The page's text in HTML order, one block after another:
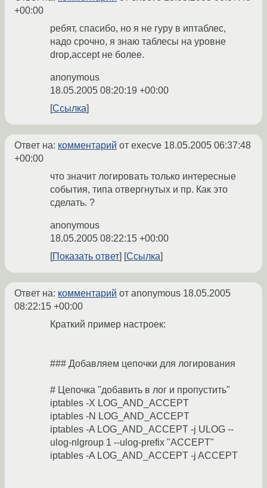
+00:00
ребят, спасибо, но я не гуру в иптаблес,
надо срочно, я знаю таблесы на уровне
drop,accept не более.
anonymous
18.05.2005 08:20:19 +00:00
Ссылка
Ответ на: комментарий от execve 18.05.2005 06:37:48
+00:00
что значит логировать только интересные
события, типа отвергнутых и пр. Как это
сделать. ?
anonymous
18.05.2005 08:22:15 +00:00
Показать ответ
Ссылка
Ответ на: комментарий от anonymous 18.05.2005
08:22:15 +00:00
Краткий пример настроек:
### Добавляем цепочки для логирования
# Цепочка "добавить в лог и пропустить"
iptables -X LOG_AND_ACCEPT
iptables -N LOG_AND_ACCEPT
iptables -A LOG_AND_ACCEPT -j ULOG --
ulog-nlgroup 1 --ulog-prefix "ACCEPT"
iptables -A LOG_AND_ACCEPT -j ACCEPT